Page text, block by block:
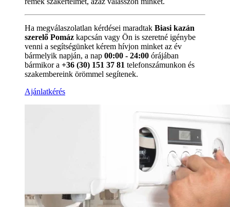
Ha megválaszolatlan kérdései maradtak Biasi kazán
szerelő Pomáz kapcsán vagy Ön is szeretné igénybe
venni a segítségünket kérem hívjon minket az év
bármelyik napján, a nap 00:00 - 24:00 órájában
bármikor a +36 (30) 151 37 81 telefonszámunkon és
szakembereink örömmel segítenek.
Ajánlatkérés